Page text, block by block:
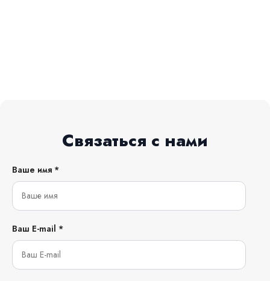
Связаться с нами
Ваше имя *
Ваш E-mail *